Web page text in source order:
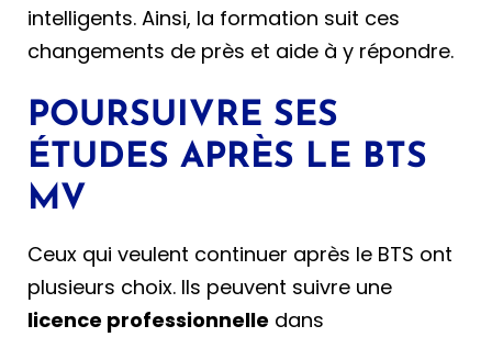
intelligents. Ainsi, la formation suit ces
changements de près et aide à y répondre.
POURSUIVRE SES
ÉTUDES APRÈS LE BTS
MV
Ceux qui veulent continuer après le BTS ont
plusieurs choix. Ils peuvent suivre une
licence professionnelle dans